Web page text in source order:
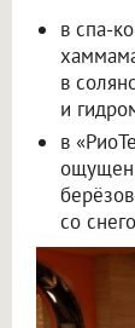
в спа-
в
и
в
со